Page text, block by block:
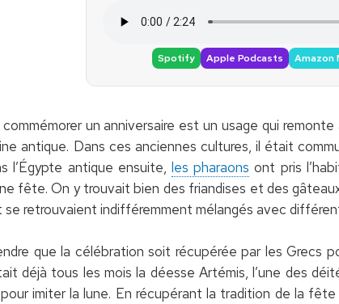
Spotify Apple Podcasts Amazon
un anniversaire est un usage qui
antique. Dans ces anciennes cultures, il était
l’Égypte antique ensuite, les pharaons ont pris
fête. On y trouvait bien des friandises et des
se retrouvaient indifféremment mélangés avec
que la célébration soit récupérée par les Grecs
déjà tous les mois la déesse Artémis, l’une des
imiter la lune. En récupérant la tradition de la fête